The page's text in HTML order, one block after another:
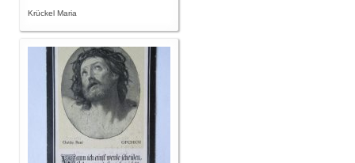
Krückel Maria